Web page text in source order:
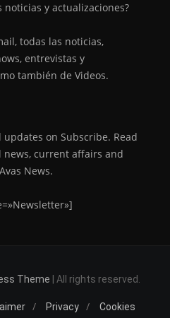
y actualizaciones?
todas las noticias,
entrevistas y
también de Videos.
on Subscribe. Read
current affairs and
News.
Theme | All rights reserved.
Privacy Cookies